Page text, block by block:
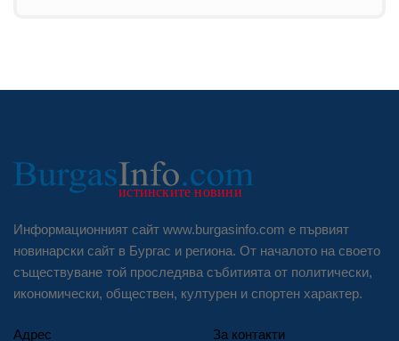
Информационният сайт www.burgasinfo.com е първият
новинарски сайт в Бургас и региона. От началото на своето
съществуване той проследява събитията от политически,
икономически, обществен, културен и спортен характер.
Адрес
За контакти